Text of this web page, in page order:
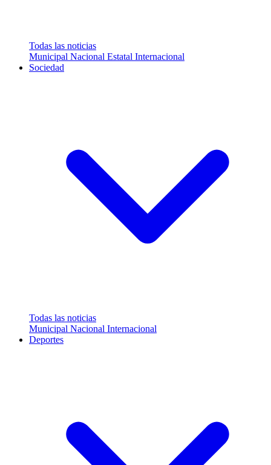
Todas las noticias
Municipal Nacional Estatal Internacional
Sociedad
Todas las noticias
Municipal Nacional Internacional
Deportes